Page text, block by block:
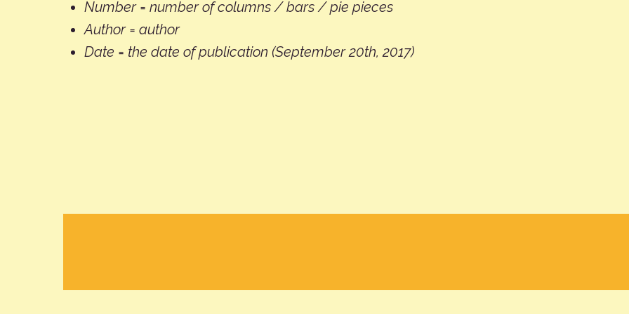
Number = number of columns / bars / pie pieces
Author = author
Date = the date of publication (September 20th, 2017)